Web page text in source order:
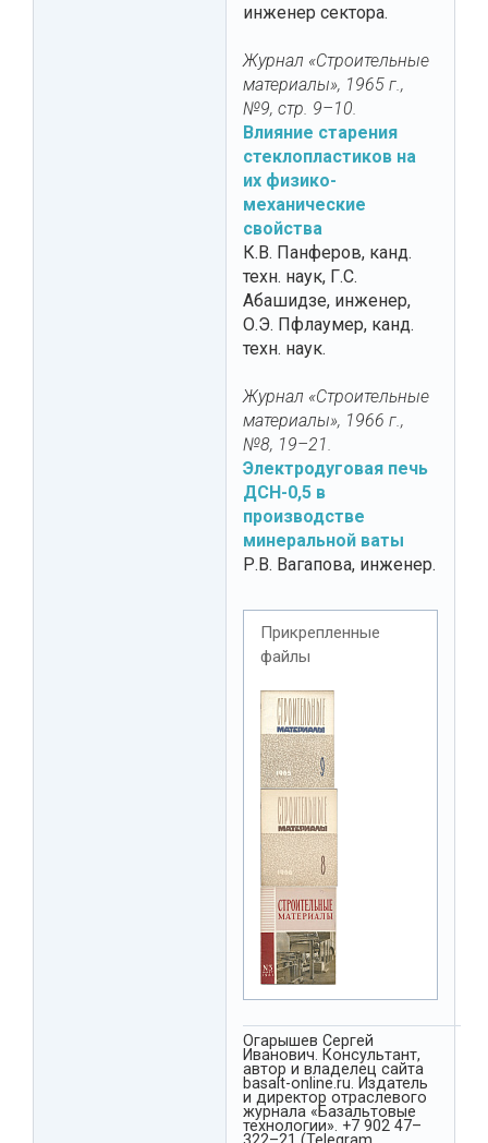
инженер сектора.
Журнал «Строительные
материалы», 1965 г.,
№9, стр. 9–10.
Влияние старения
стеклопластиков на
их физико-
механические
свойства
К.В. Панферов, канд.
техн. наук, Г.С.
Абашидзе, инженер,
О.Э. Пфлаумер, канд.
техн. наук.
Журнал «Строительные
материалы», 1966 г.,
№8, 19–21.
Электродуговая печь
ДСН-0,5 в
производстве
минеральной ваты
Р.В. Вагапова, инженер.
Прикрепленные
файлы
Огарышев Сергей
Иванович. Консультант,
автор и владелец сайта
basalt-online.ru. Издатель
и директор отраслевого
журнала «Базальтовые
технологии». +7 902 47–